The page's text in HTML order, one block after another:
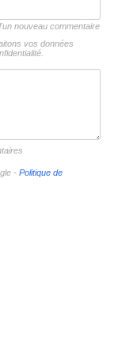
nouveau commentaire
vos données
- Politique de